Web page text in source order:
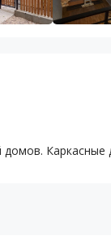
Каркасные